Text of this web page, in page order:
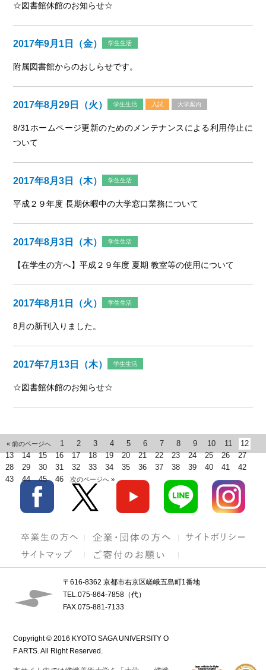
☆図書館休館のお知らせ☆
2017年9月1日（金） 学生生活
附属図書館からのおしらせです。
2017年8月29日（火） 学生生活 入試 大学案内
8/31ホームページ更新のためのメンテナンスによる利用停止に
ついて
2017年8月3日（木） 学生生活
平成２９年度 長期休暇中の大学窓口業務について
2017年8月3日（木） 学生生活
【在学生の方へ】平成２９年度 夏期 教室等の使用について
2017年8月1日（火） 学生生活
8月の新刊入りました。
2017年7月13日（木） 学生生活
☆図書館休館のお知らせ☆
« 前のページへ 1 2 3 4 5 6 7 8 9 10 11
12
13
14 15 16 17 18 19 20 21 22 23 24 25 26
27
28
29 30 31 32 33 34 35 36 37 38 39 40 41
42
43
44 45 46 次のページへ »
〒616-8362 京都市右京区嵯峨五島町1番地
TEL.075-864-7858（代）
FAX.075-881-7133
Copyright © 2016 KYOTO SAGA UNIVERSITY O
F ARTS. All Right Reserved.